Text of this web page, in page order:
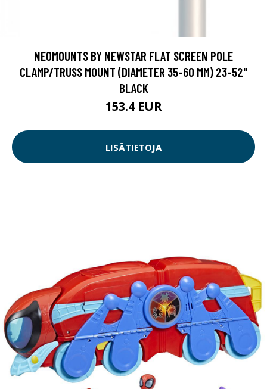
NEOMOUNTS BY NEWSTAR FLAT SCREEN POLE
CLAMP/TRUSS MOUNT (DIAMETER 35-60 MM) 23-52"
BLACK
153.4 EUR
LISÄTIETOJA